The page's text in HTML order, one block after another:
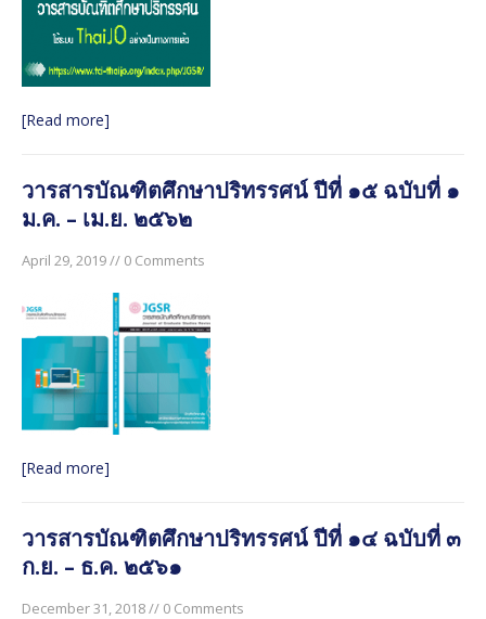
วารสารบัณฑิตศึกษาปริทรรศน์ ปีที่ ๑๓ ฉบับพิเศษ เล่ม ๓
มิถุนายน ๒๕๖๐
วารสารบัณฑิตศึกษาปริทรรศน์ ปีที่ ๑๓ ฉบับพิเศษ เล่ม ๒
๑๕ ฉบับที่ ๑ มกราคม-เมษายน ๖๒ เป็นต้นไป
วารสารบัณฑิตศึกษาปริทรรศน์ ปีที่ ๑๕ ฉบับที่ ๑ ม.ค. – เม.ย.
๒๕๖๒
[Read more]
วารสารบัณฑิตศึกษาปริทรรศน์ ปีที่ ๑๕ ฉบับที่ ๑
ม.ค. – เม.ย. ๒๕๖๒
April 29, 2019 // 0 Comments
[Read more]
วารสารบัณฑิตศึกษาปริทรรศน์ ปีที่ ๑๔ ฉบับที่ ๓
ก.ย. – ธ.ค. ๒๕๖๑
December 31, 2018 // 0 Comments